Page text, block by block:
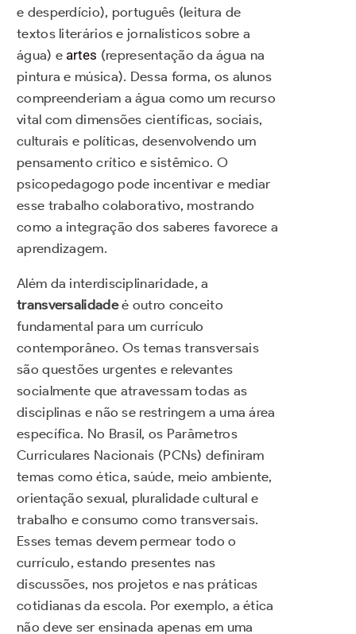
e desperdício), português (leitura de
textos literários e jornalísticos sobre a
água) e artes (representação da água na
pintura e música). Dessa forma, os alunos
compreenderiam a água como um recurso
vital com dimensões científicas, sociais,
culturais e políticas, desenvolvendo um
pensamento crítico e sistêmico. O
psicopedagogo pode incentivar e mediar
esse trabalho colaborativo, mostrando
como a integração dos saberes favorece a
aprendizagem.
Além da interdisciplinaridade, a
transversalidadeé outro conceito
fundamental para um currículo
contemporâneo. Os temas transversais
são questões urgentes e relevantes
socialmente que atravessam todas as
disciplinas e não se restringem a uma área
específica. No Brasil, os Parâmetros
Curriculares Nacionais (PCNs) definiram
temas como ética, saúde, meio ambiente,
orientação sexual, pluralidade cultural e
trabalho e consumo como transversais.
Esses temas devem permear todo o
currículo, estando presentes nas
discussões, nos projetos e nas práticas
cotidianas da escola. Por exemplo, a ética
não deve ser ensinada apenas em uma